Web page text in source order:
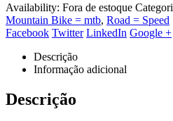
Availability: Fora de estoque
Mountain Bike = mtb, Road = Speed
Facebook Twitter LinkedIn Google +
Descrição
Informação adicional
Descrição